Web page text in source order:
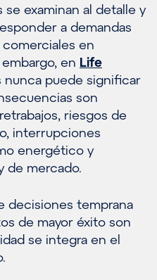
examinan al detalle y
a demandas
en
en Life
nunca puede significar
son
riesgos de
interrupciones
energético y
de mercado.
decisiones temprana
de mayor éxito son
se integra en el